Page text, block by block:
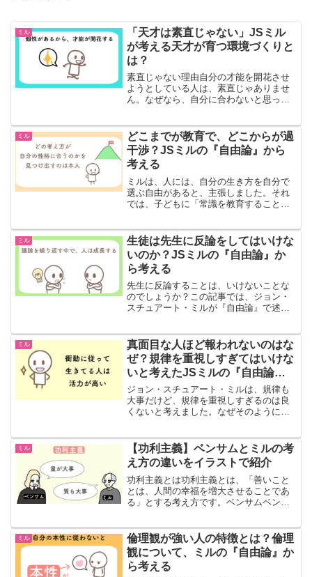
ミル
「天才は素直じゃない」JSミル
が考える天才が育つ環境づくりと
は？
素直じゃない理由自分の才能を開花させ
ようとしている人は、素直じゃありませ
ん。なぜなら、自分に合わないと思った
す。クラスメイトとや、グループの人た
ちから「異端だ」と思われ...
ミル
どこまでが教育で、どこからが過
干渉？JSミルの『自由論』から
考える
ミルは、人には、自分の生き方を自分で
選ぶ自由があると、主張しました。それ
では、子どもに「常識を教育すること」
『自由論』で述べた内容について見てい
きます。教育ミルは、子ども...
ミル
生徒は先生に反論をしてはいけな
いのか？JSミルの『自由論』か
ら考える
先生に反論することは、いけないことな
のでしょうか？この記事では、ジョン・
スチュアート・ミルが『自由論』で述べ
大切な理由議論が大切な理由は、人は、
答えを教えてもらっている...
ミル
真面目な人ほど報われないのはな
ぜ？規律を重視しすぎてはいけな
いと考えたJSミルの『自由論』
から考えてみる
ジョン・スチュアート・ミルは、規律も
大事だけど、規律を重視しすぎるのは良
くないと考えました。なぜそのように考
動を持っています。また、社会には、規
律があります。規律がある...
ミル
【功利主義】ベンサムとミルの考
え方の違いをイラストで紹介
功利主義とは功利主義とは、「善いこと
とは、人間の幸福を増大させることであ
る」とする考え方です。ベンサムベンサ
に、問題意識を持っていました。そのた
め、幸せを計算しようと提...
ミル
倫理観が強い人の特徴とは？倫理
観について、ミルの『自由論』か
ら考える